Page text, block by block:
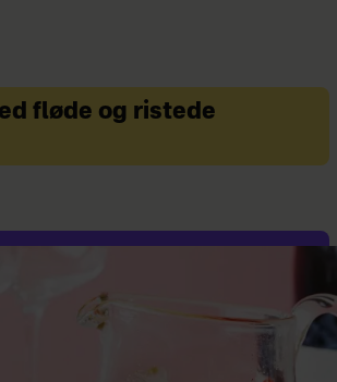
fløde og ristede